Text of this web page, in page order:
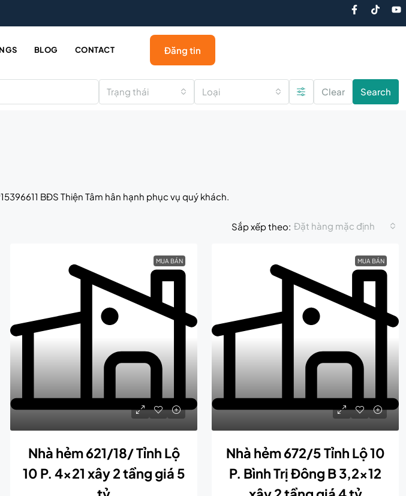
BLOG CONTACT Đăng tin
Trạng thái Loại Clear Search
BĐS Thiện Tâm hân hạnh phục vụ quý khách.
Sắp xếp theo: Đặt hàng mặc định
MUA BÁN
Nhà hẻm 621/18/ Tỉnh Lộ
10 P. 4×21 xây 2 tầng giá 5
MUA BÁN
Nhà hẻm 672/5 Tỉnh Lộ 10
P. Bình Trị Đông B 3,2×12